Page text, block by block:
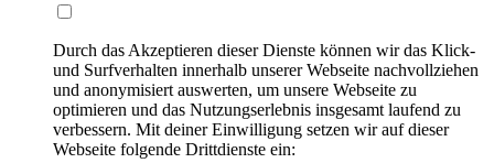
Durch das Akzeptieren dieser Dienste können wir das Klick-
und Surfverhalten innerhalb unserer Webseite nachvollziehen
und anonymisiert auswerten, um unsere Webseite zu
optimieren und das Nutzungserlebnis insgesamt laufend zu
verbessern. Mit deiner Einwilligung setzen wir auf dieser
Webseite folgende Drittdienste ein: